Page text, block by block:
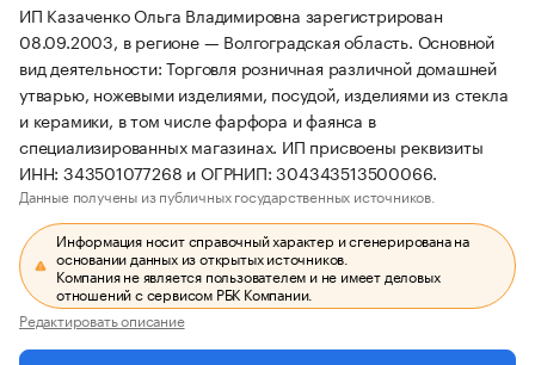
ИП Казаченко Ольга Владимировна зарегистрирован
08.09.2003, в регионе — Волгоградская область. Основной
вид деятельности: Торговля розничная различной домашней
утварью, ножевыми изделиями, посудой, изделиями из стекла
и керамики, в том числе фарфора и фаянса в
специализированных магазинах. ИП присвоены реквизиты
ИНН: 343501077268 и ОГРНИП: 304343513500066.
Данные получены из публичных государственных источников.
Информация носит справочный характер и сгенерирована на
основании данных из открытых источников.
Компания не является пользователем и не имеет деловых
отношений с сервисом РБК Компании.
Редактировать описание